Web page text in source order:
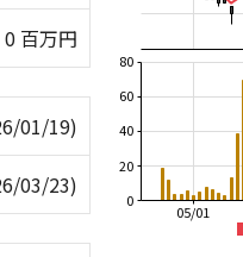
0 百万円
01/19)
03/23)
05/01
0
20
40
60
80